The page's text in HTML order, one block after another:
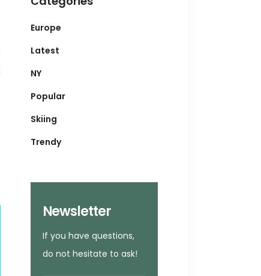
Europe
Latest
NY
Popular
Skiing
Trendy
Newsletter
If you have questions,
do not hesitate to ask!